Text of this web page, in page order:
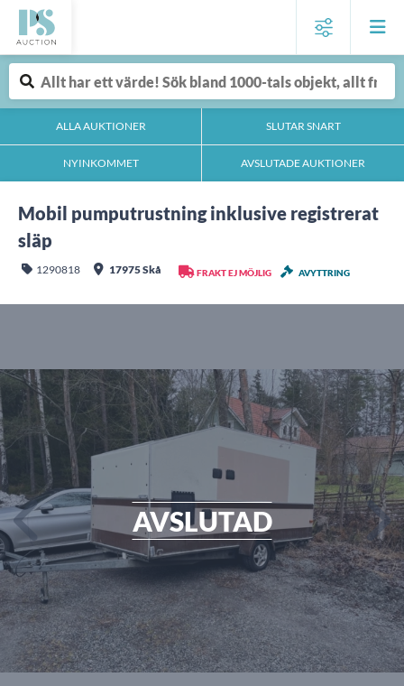
ALLA AUKTIONER SLUTAR SNART
NYINKOMMET AVSLUTADE AUKTIONER
Mobil pumputrustning inklusive registrerat
släp
1290818 17975 Skå FRAKT EJ MÖJLIG AVYTTRING
AVSLUTAD